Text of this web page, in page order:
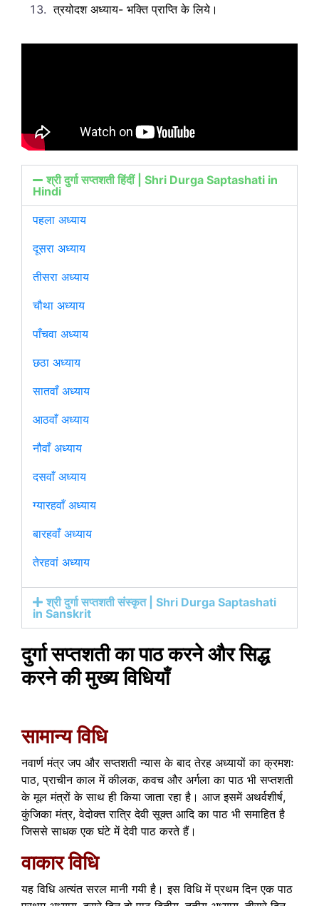
त्रयोदश अध्याय- भक्ति प्राप्ति के लिये।
श्री दुर्गा सप्तशती हिंदीं | Shri Durga Saptashati in
Hindi
पहला अध्याय
दूसरा अध्याय
तीसरा अध्याय
चौथा अध्याय
पाँचवा अध्याय
छठा अध्याय
सातवाँ अध्याय
आठवाँ अध्याय
नौवाँ अध्याय
दसवाँ अध्याय
ग्यारहवाँ अध्याय
बारहवाँ अध्याय
तेरहवां अध्याय
श्री दुर्गा सप्तशती संस्कृत | Shri Durga Saptashati
in Sanskrit
दुर्गा सप्तशती का पाठ करने और सिद्ध
करने की मुख्य विधियाँ
सामान्य विधि
नवार्ण मंत्र जप और सप्तशती न्यास के बाद तेरह अध्यायों का क्रमशः
पाठ, प्राचीन काल में कीलक, कवच और अर्गला का पाठ भी सप्तशती
के मूल मंत्रों के साथ ही किया जाता रहा है। आज इसमें अथर्वशीर्ष,
कुंजिका मंत्र, वेदोक्त रात्रि देवी सूक्त आदि का पाठ भी समाहित है
जिससे साधक एक घंटे में देवी पाठ करते हैं।
वाकार विधि
यह विधि अत्यंत सरल मानी गयी है। इस विधि में प्रथम दिन एक पाठ